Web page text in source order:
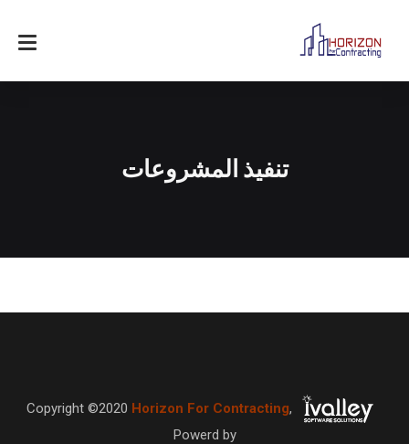
تنفيذ المشروعات
Copyright ©2020 Horizon For Contracting,
Powerd by